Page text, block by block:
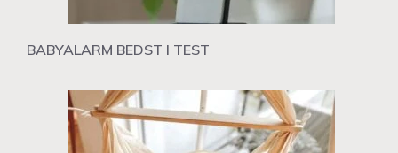
BABYALARM BEDST I TEST